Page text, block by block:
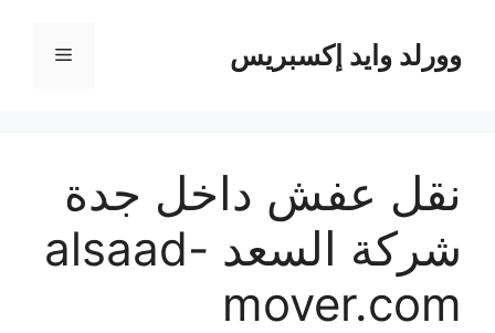
المحتوىوورلد وايد إكسبريس القائمة
نقل عفش داخل جدة
شركة السعد alsaad-
mover.com